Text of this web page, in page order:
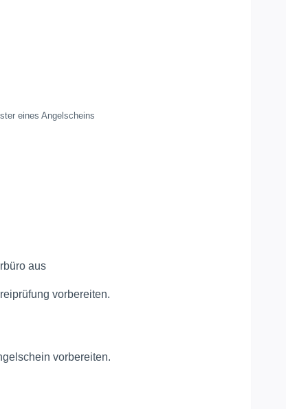
eines Angelscheins
aus
vorbereiten.
vorbereiten.